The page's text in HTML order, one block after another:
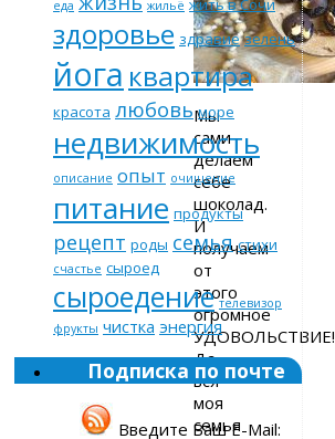
Мы
сами
делаем
себе
шоколад.
И
получаем
от
этого
огромное
УДОВОЛЬСТВИЕ!
Да,
вся
моя
семья
еда
жильё жить в Сочи
здоровье здравие зелень
йога квартира
красота любовь море
недвижимость
описание опыт очищение
питание продукты
рецепт роды семья стихи
счастье сыроед
сыроедение телевизор
фрукты чистка энергия
Подписка по почте
Введите Ваш E-Mail: